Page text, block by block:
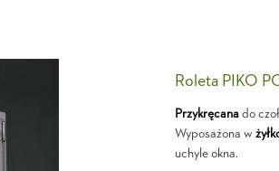
Roleta PIKO
Przykręcanado
Wyposażona w
uchyle okna.